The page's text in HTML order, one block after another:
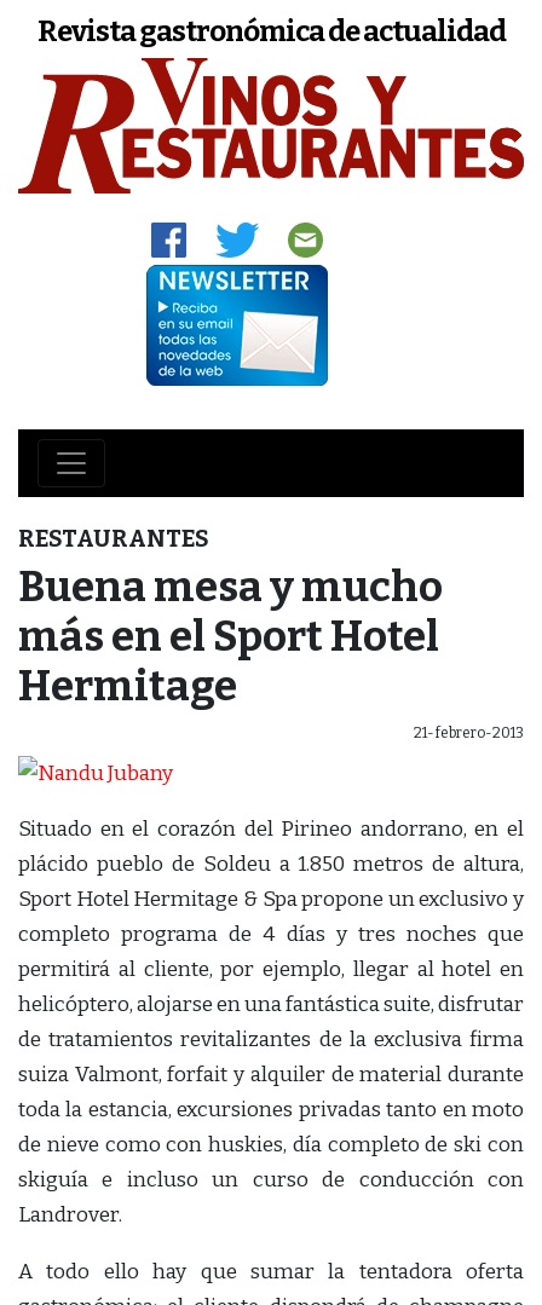
Revista gastronómica de actualidad
RESTAURANTES
Buena mesa y mucho
más en el Sport Hotel
Hermitage
21-febrero-2013
Situado en el corazón del Pirineo andorrano, en el
plácido pueblo de Soldeu a 1.850 metros de altura,
Sport Hotel Hermitage & Spa propone un exclusivo y
completo programa de 4 días y tres noches que
permitirá al cliente, por ejemplo, llegar al hotel en
helicóptero, alojarse en una fantástica suite, disfrutar
de tratamientos revitalizantes de la exclusiva firma
suiza Valmont, forfait y alquiler de material durante
toda la estancia, excursiones privadas tanto en moto
de nieve como con huskies, día completo de ski con
skiguía e incluso un curso de conducción con
Landrover.
A todo ello hay que sumar la tentadora oferta